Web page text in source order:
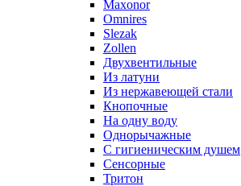
Maxonor
Omnires
Slezak
Zollen
Двухвентильные
Из латуни
Из нержавеющей стали
Кнопочные
На одну воду
Однорычажные
С гигиеническим душем
Сенсорные
Тритон